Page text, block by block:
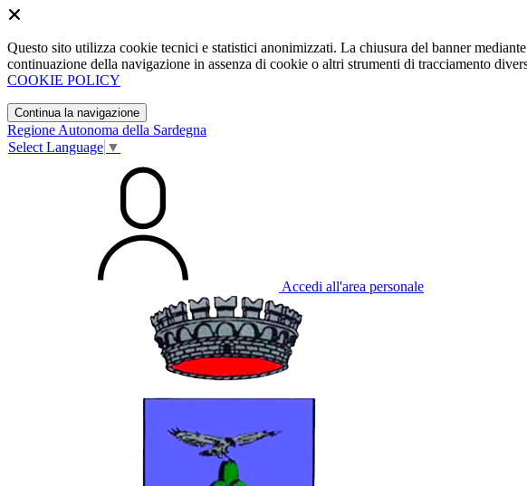
Questo sito utilizza cookie tecnici e statistici anonimizzati. La chiusura del banner
continuazione della navigazione in assenza di cookie o altri strumenti di tracciamento
COOKIE POLICY
Continua la navigazione
Regione Autonoma della Sardegna
Select Language ▼
Accedi all'area personale